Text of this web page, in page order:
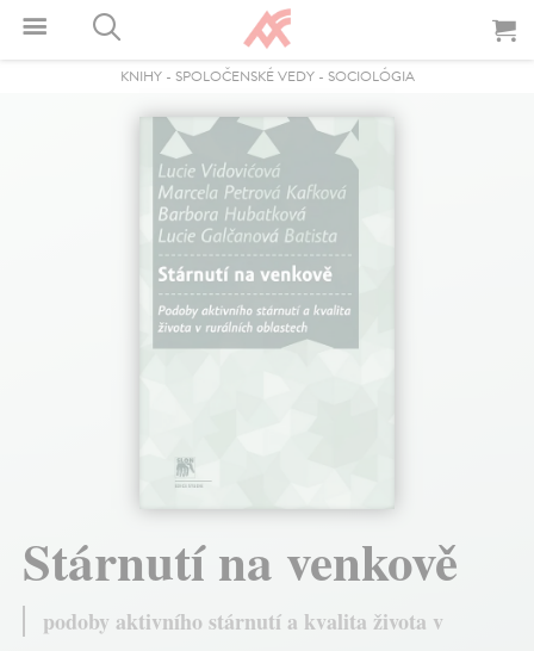
KNIHY- SPOLOČENSKÉ VEDY- SOCIOLÓGIA
Stárnutí na venkově
podoby aktivního stárnutí a kvalita života v